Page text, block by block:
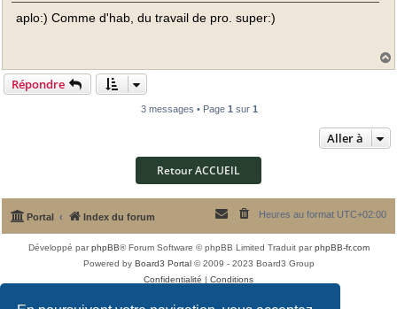
s
a
aplo:) Comme d'hab, du travail de pro. super:)
Répondre
3 messages • Page 1 sur 1
Aller à
Retour ACCUEIL
Portal Index du forum Heures au format UTC+02:00
Développé parphpBB® Forum Software © phpBB Limited Traduit parphpBB-fr.com
Powered by Board3 Portal© 2009 - 2023 Board3 Group
Confidentialité | Conditions